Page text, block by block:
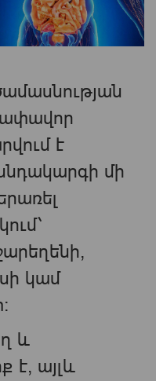
է
մի
կամ
և
է, այլև